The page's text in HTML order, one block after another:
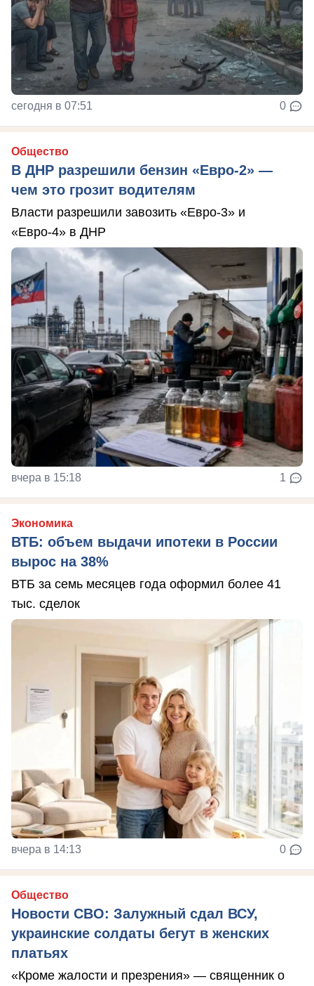
сегодня в 07:51 0
Общество
В ДНР разрешили бензин «Евро-2» —
чем это грозит водителям
Власти разрешили завозить «Евро-3» и
«Евро-4» в ДНР
вчера в 15:18 1
Экономика
ВТБ: объем выдачи ипотеки в России
вырос на 38%
ВТБ за семь месяцев года оформил более 41
тыс. сделок
вчера в 14:13 0
Общество
Новости СВО: Залужный сдал ВСУ,
украинские солдаты бегут в женских
платьях
«Кроме жалости и презрения» — священник о